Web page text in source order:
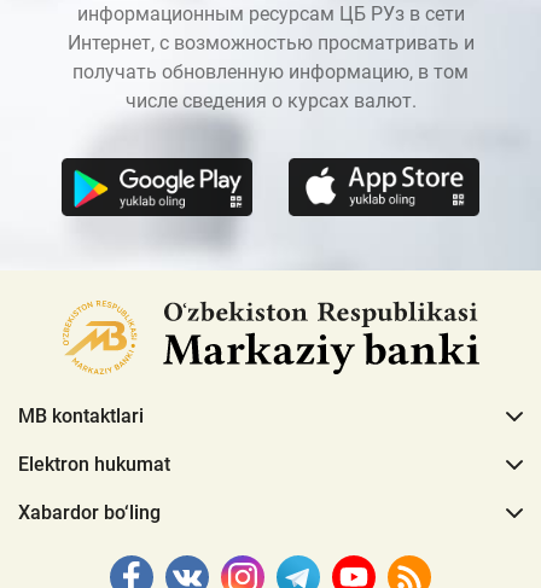
информационным ресурсам ЦБ РУз в сети
Интернет, с возможностью просматривать и
получать обновленную информацию, в том
числе сведения о курсах валют.
MB kontaktlari
Elektron hukumat
Xabardor bo‘ling